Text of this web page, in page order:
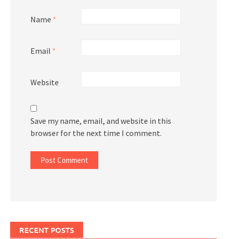
Name *
Email *
Website
Save my name, email, and website in this
browser for the next time I comment.
RECENT POSTS